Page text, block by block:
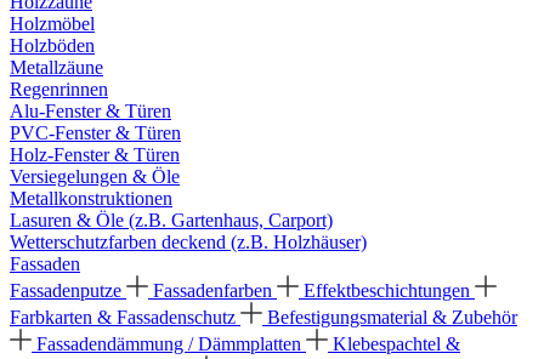
Holzmöbel
Holzböden
Metallzäune
Regenrinnen
Alu-Fenster & Türen
PVC-Fenster & Türen
Holz-Fenster & Türen
Versiegelungen & Öle
Metallkonstruktionen
Lasuren & Öle (z.B. Gartenhaus, Carport)
Wetterschutzfarben deckend (z.B. Holzhäuser)
Fassaden
Fassadenputze
Fassadenfarben
Effektbeschichtungen
Farbkarten & Fassadenschutz
Befestigungsmaterial & Zubehör
Fassadendämmung / Dämmplatten
Klebespachtel &